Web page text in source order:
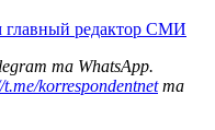
главный редактор СМИ
та WhatsApp.
korrespondentnetта